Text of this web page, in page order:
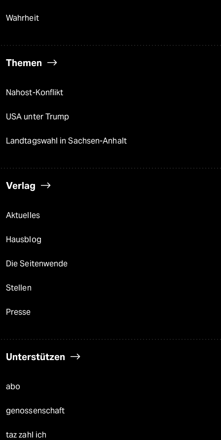
Wahrheit
Themen
Nahost-Konflikt
USA unter Trump
Landtagswahl in Sachsen-Anhalt
Verlag
Aktuelles
Hausblog
Die Seitenwende
Stellen
Presse
Unterstützen
abo
genossenschaft
taz zahl ich